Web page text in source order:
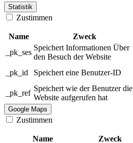
Statistik
Zustimmen
Name Zweck
_pk_ses
Speichert Informationen Über
den Besuch der Website
_pk_id Speichert eine Benutzer-ID
_pk_ref
Speichert wie der Benutzer die
Website aufgerufen hat
Google Maps
Zustimmen
Name Zweck